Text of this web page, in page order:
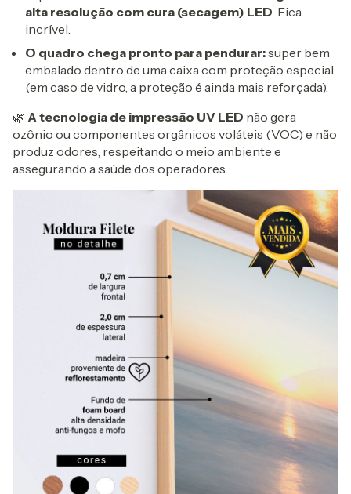
alta resolução com cura (secagem) LED . Fica
incrível.
O quadro chega pronto para pendurar:super bem
embalado dentro de uma caixa com proteção especial
(em caso de vidro, a proteção é ainda mais reforçada).
🌿 A tecnologia de impressão UV LED não gera
ozônio ou componentes orgânicos voláteis (VOC) e não
produz odores, respeitando o meio ambiente e
assegurando a saúde dos operadores.